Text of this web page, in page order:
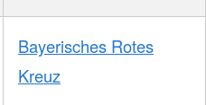
Bayerisches Rotes
Kreuz